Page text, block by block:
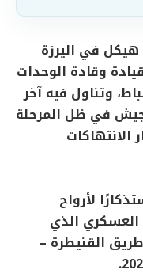
في اليرزة
وقادة الوحدات
وتناول فيه آخر
في ظل المرحلة
الانتهاكات
لأرواح
الذي
القنيطرة –